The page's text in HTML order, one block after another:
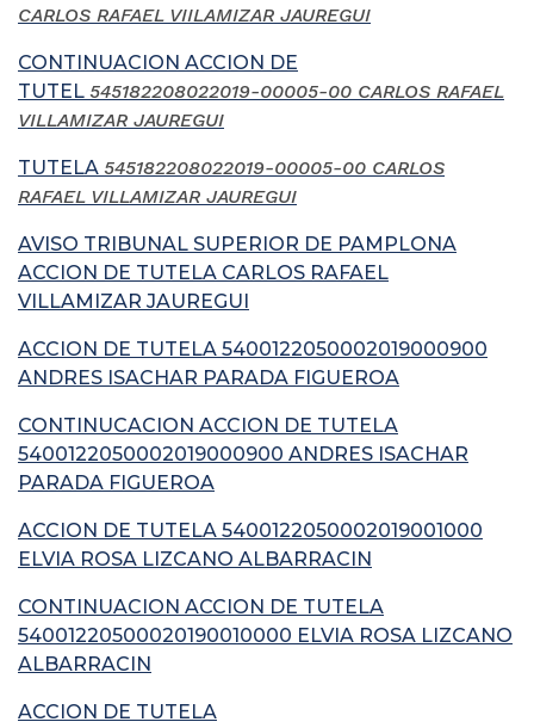
CARLOS RAFAEL VIILAMIZAR JAUREGUI
CONTINUACION ACCION DE
TUTEL 545182208022019-00005-00 CARLOS RAFAEL
VILLAMIZAR JAUREGUI
TUTELA 545182208022019-00005-00 CARLOS
RAFAEL VILLAMIZAR JAUREGUI
AVISO TRIBUNAL SUPERIOR DE PAMPLONA
ACCION DE TUTELA CARLOS RAFAEL
VILLAMIZAR JAUREGUI
ACCION DE TUTELA 5400122050002019000900
ANDRES ISACHAR PARADA FIGUEROA
CONTINUCACION ACCION DE TUTELA
5400122050002019000900 ANDRES ISACHAR
PARADA FIGUEROA
ACCION DE TUTELA 5400122050002019001000
ELVIA ROSA LIZCANO ALBARRACIN
CONTINUACION ACCION DE TUTELA
54001220500020190010000 ELVIA ROSA LIZCANO
ALBARRACIN
ACCION DE TUTELA